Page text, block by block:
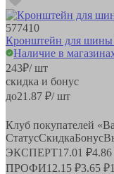
577410
Кронштейн для
Наличие в
243₽/ шт
скидка и бонус
до21.87 ₽/ шт
Клуб покупателей
СтатусСкидкаБонус
ЭКСПЕРТ17.01 ₽
ПРОФИ12.15 ₽3.65 ₽